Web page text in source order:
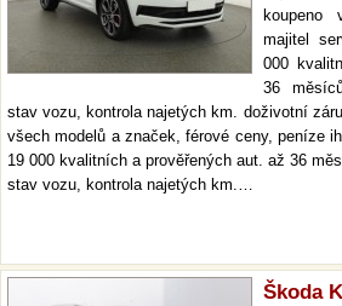
koupeno
majitel
000
36
stav vozu, kontrola najetých km. doživotní
všech modelů a značek, férové ceny, peníze
19 000 kvalitních a prověřených aut. až 36
stav vozu, kontrola najetých km.…
Škoda